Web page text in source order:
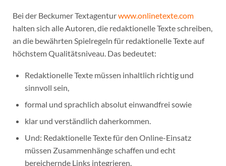
Bei der Beckumer Textagenturwww.onlinetexte.com
halten sich alle Autoren, die redaktionelle Texte schreiben,
an die bewährten Spielregeln für redaktionelle Texte auf
höchstem Qualitätsniveau. Das bedeutet:
Redaktionelle Texte müssen inhaltlich richtig und
sinnvoll sein,
formal und sprachlich absolut einwandfrei sowie
klar und verständlich daherkommen.
Und: Redaktionelle Texte für den Online-Einsatz
müssen Zusammenhänge schaffen und echt
bereichernde Links integrieren.